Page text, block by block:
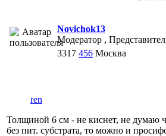
Novichok13
Модератор ,
3317 456 Москва
ren
Толщиной 6 см - не киснет, не думаю
без пит. субстрата, то можно и